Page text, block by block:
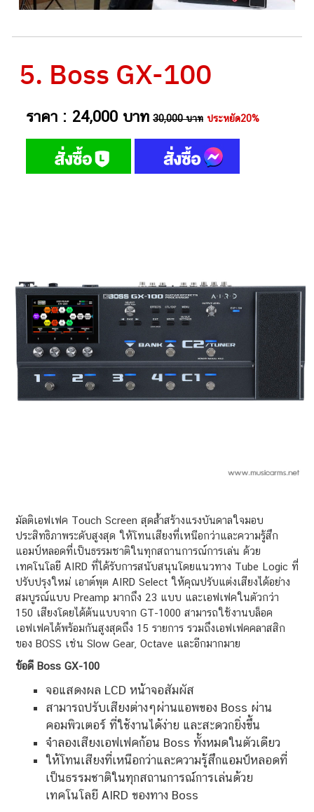
5. Boss GX-100
ราคา : 24,000 บาท 30,000 บาท ประหยัด20%
มัลติเอฟเฟค Touch Screen สุดล้ำสร้างแรงบันดาลใจมอบ
ประสิทธิภาพระดับสูงสุด ให้โทนเสียงที่เหนือกว่าและความรู้สึก
แอมป์หลอดที่เป็นธรรมชาติในทุกสถานการณ์การเล่น ด้วย
เทคโนโลยี AIRD ที่ได้รับการสนับสนุนโดยแนวทาง Tube Logic ที่
ปรับปรุงใหม่ เอาต์พุต AIRD Select ให้คุณปรับแต่งเสียงได้อย่าง
สมบูรณ์แบบ Preamp มากถึง 23 แบบ และเอฟเฟคในตัวกว่า
150 เสียงโดยได้ต้นแบบจาก GT-1000 สามารถใช้งานบล็อค
เอฟเฟคได้พร้อมกันสูงสุดถึง 15 รายการ รวมถึงเอฟเฟคคลาสสิก
ของ BOSS เช่น Slow Gear, Octave และอีกมากมาย
ข้อดี Boss GX-100
จอแสดงผล LCD หน้าจอสัมผัส
สามารถปรับเสียงต่างๆผ่านแอพของ Boss ผ่าน
คอมพิวเตอร์ ที่ใช้งานได้ง่าย และสะดวกยิ่งขึ้น
จำลองเสียงเอฟเฟคก้อน Boss ทั้งหมดในตัวเดียว
ให้โทนเสียงที่เหนือกว่าและความรู้สึกแอมป์หลอดที่
เป็นธรรมชาติในทุกสถานการณ์การเล่นด้วย
เทคโนโลยี AIRD ของทาง Boss